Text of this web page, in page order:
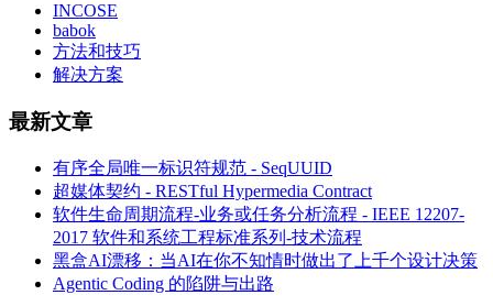
INCOSE
babok
方法和技巧
解决方案
最新文章
有序全局唯一标识符规范 - SeqUUID
超媒体契约 - RESTful Hypermedia Contract
软件生命周期流程-业务或任务分析流程 - IEEE 12207-
2017 软件和系统工程标准系列-技术流程
黑盒AI漂移：当AI在你不知情时做出了上千个设计决策
Agentic Coding 的陷阱与出路